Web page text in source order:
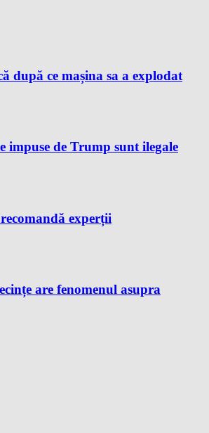
după ce mașina sa a explodat
impuse de Trump sunt ilegale
experții
are fenomenul asupra